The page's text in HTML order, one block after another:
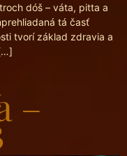
dóš – váta, pitta a
tá časť
tvorí základ zdravia a
–